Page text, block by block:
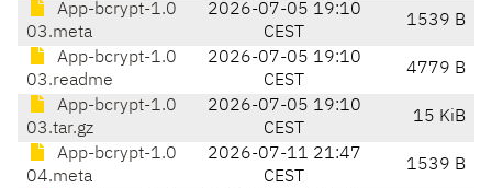
App-bcrypt-1.0
03.meta
2026-07-05 19:10
CEST
1539 B
App-bcrypt-1.0
03.readme
2026-07-05 19:10
CEST
4779 B
App-bcrypt-1.0
03.tar.gz
2026-07-05 19:10
CEST
15 KiB
App-bcrypt-1.0
04.meta
2026-07-11 21:47
CEST
1539 B